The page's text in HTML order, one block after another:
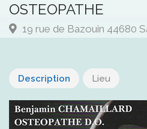
OSTEOPATHE
19 rue de Bazouin 44680
Description Lieu